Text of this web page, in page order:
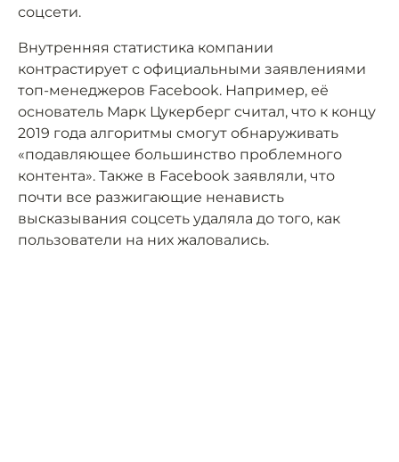
соцсети.
Внутренняя статистика компании
контрастирует с официальными заявлениями
топ-менеджеров Facebook. Например, её
основатель Марк Цукерберг считал, что к концу
2019 года алгоритмы смогут обнаруживать
«подавляющее большинство проблемного
контента». Также в Facebook заявляли, что
почти все разжигающие ненависть
высказывания соцсеть удаляла до того, как
пользователи на них жаловались.